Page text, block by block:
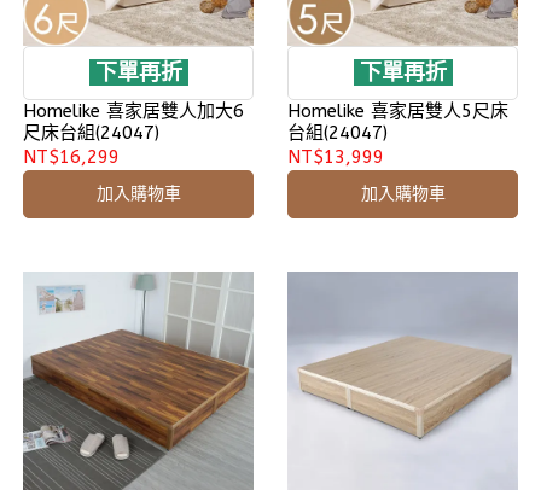
下單再折
Homelike 喜家居雙人加大6
尺床台組(24047)
NT$16,299
加入購物車
下單再折
Homelike 喜家居雙人5尺床
台組(24047)
NT$13,999
加入購物車